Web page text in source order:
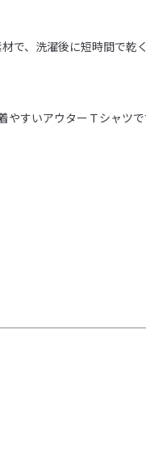
で、洗濯後に短時間で乾
すいアウターＴシャツで